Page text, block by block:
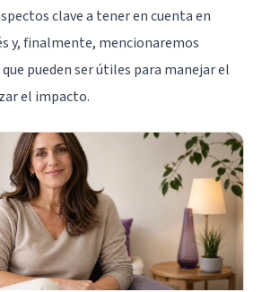
clave a tener en cuenta en
y, finalmente, mencionaremos
pueden ser útiles para manejar el
el impacto.